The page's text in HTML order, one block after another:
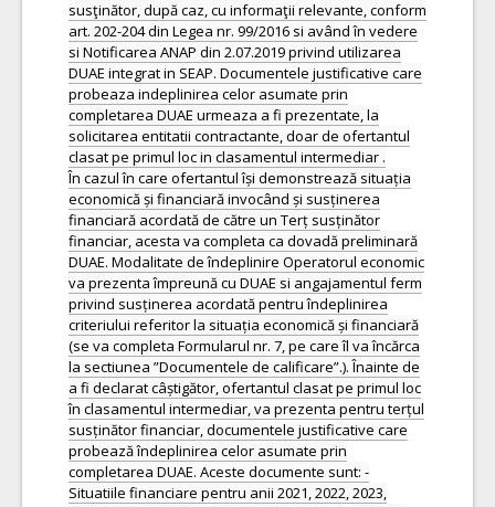
susţinător, după caz, cu informaţii relevante, conform
art. 202-204 din Legea nr. 99/2016 si având în vedere
si Notificarea ANAP din 2.07.2019 privind utilizarea
DUAE integrat in SEAP. Documentele justificative care
probeaza indeplinirea celor asumate prin
completarea DUAE urmeaza a fi prezentate, la
solicitarea entitatii contractante, doar de ofertantul
clasat pe primul loc in clasamentul intermediar .
În cazul în care ofertantul își demonstrează situația
economică și financiară invocând și susținerea
financiară acordată de către un Terț susținător
financiar, acesta va completa ca dovadă preliminară
DUAE. Modalitate de îndeplinire Operatorul economic
va prezenta împreună cu DUAE si angajamentul ferm
privind susținerea acordată pentru îndeplinirea
criteriului referitor la situația economică și financiară
(se va completa Formularul nr. 7, pe care îl va încărca
la sectiunea ”Documentele de calificare”.). Înainte de
a fi declarat câștigător, ofertantul clasat pe primul loc
în clasamentul intermediar, va prezenta pentru terțul
susținător financiar, documentele justificative care
probează îndeplinirea celor asumate prin
completarea DUAE. Aceste documente sunt: -
Situatiile financiare pentru anii 2021, 2022, 2023,